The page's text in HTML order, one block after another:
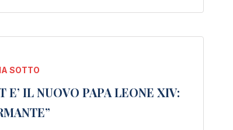
SOTTO
E’ IL NUOVO PAPA LEONE XIV: